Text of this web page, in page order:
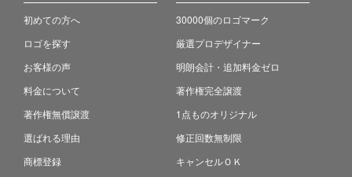
初めての方へ
ロゴを探す
お客様の声
料金について
著作権無償譲渡
選ばれる理由
商標登録
30000個のロゴマーク
厳選プロデザイナー
明朗会計・追加料金ゼロ
著作権完全譲渡
1点ものオリジナル
修正回数無制限
キャンセルＯＫ